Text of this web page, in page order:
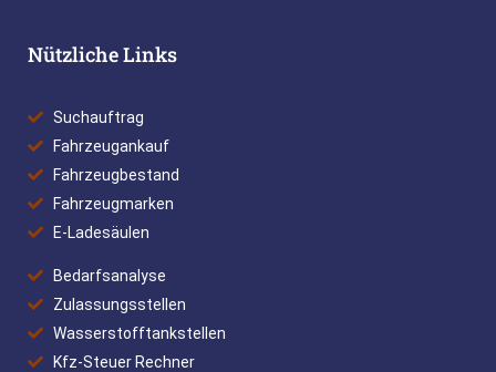
Nützliche Links
Suchauftrag
Fahrzeugankauf
Fahrzeugbestand
Fahrzeugmarken
E-Ladesäulen
Bedarfsanalyse
Zulassungsstellen
Wasserstofftankstellen
Kfz-Steuer Rechner